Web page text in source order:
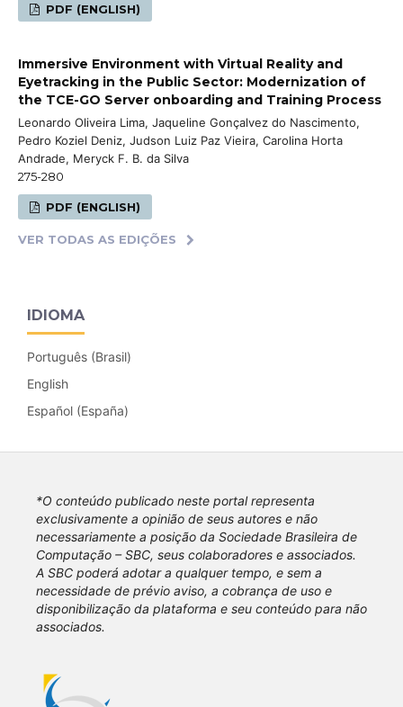
PDF (ENGLISH)
Immersive Environment with Virtual Reality and
Eyetracking in the Public Sector: Modernization of
the TCE-GO Server onboarding and Training Process
Leonardo Oliveira Lima, Jaqueline Gonçalvez do Nascimento,
Pedro Koziel Deniz, Judson Luiz Paz Vieira, Carolina Horta
Andrade, Meryck F. B. da Silva
275-280
PDF (ENGLISH)
VER TODAS AS EDIÇÕES
IDIOMA
Português (Brasil)
English
Español (España)
*O conteúdo publicado neste portal representa
exclusivamente a opinião de seus autores e não
necessariamente a posição da Sociedade Brasileira de
Computação – SBC, seus colaboradores e associados.
A SBC poderá adotar a qualquer tempo, e sem a
necessidade de prévio aviso, a cobrança de uso e
disponibilização da plataforma e seu conteúdo para não
associados.